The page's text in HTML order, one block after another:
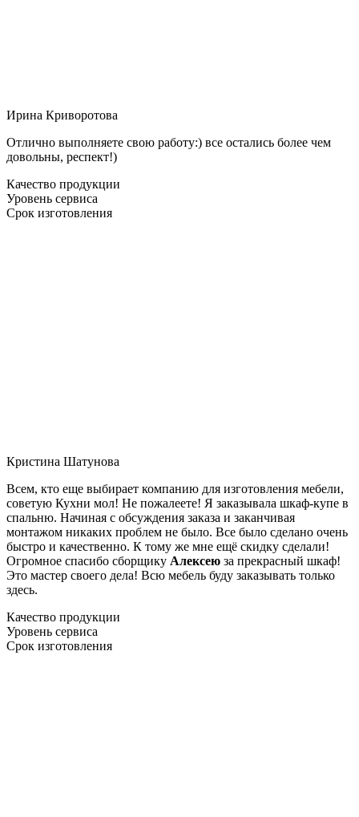
Ирина Криворотова
Отлично выполняете свою работу:) все остались более чем
довольны, респект!)
Качество продукции
Уровень сервиса
Срок изготовления
Кристина Шатунова
Всем, кто еще выбирает компанию для изготовления мебели,
советую Кухни мол! Не пожалеете! Я заказывала шкаф-купе в
спальню. Начиная с обсуждения заказа и заканчивая
монтажом никаких проблем не было. Все было сделано очень
быстро и качественно. К тому же мне ещё скидку сделали!
Огромное спасибо сборщику Алексею за прекрасный шкаф!
Это мастер своего дела! Всю мебель буду заказывать только
здесь.
Качество продукции
Уровень сервиса
Срок изготовления